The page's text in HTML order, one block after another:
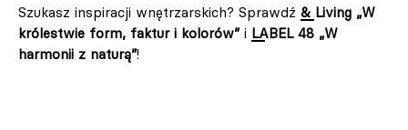
Szukasz inspiracji wnętrzarskich? Sprawdź & Living „W
królestwie form, faktur i kolorów” i LABEL 48 „W
harmonii z naturą”!